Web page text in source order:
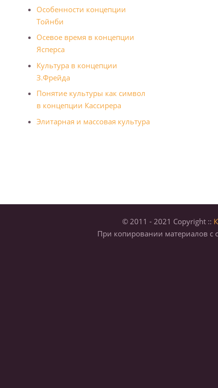
Особенности концепции
Тойнби
Осевое время в концепции
Ясперса
Культура в концепции
З.Фрейда
Понятие культуры как символ
в концепции Кассирера
Элитарная и массовая культура
© 2011 - 2021 Copyright ::
При копировании материалов с